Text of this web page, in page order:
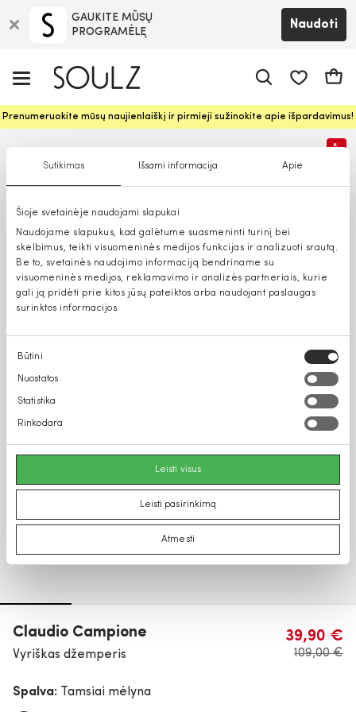
Sutikimas Išsami informacija Apie
Šioje svetainėje naudojami slapukai
Naudojame slapukus, kad galėtume suasmeninti turinį bei
skelbimus, teikti visuomeninės medijos funkcijas ir analizuoti srautą.
Be to, svetainės naudojimo informaciją bendriname su
visuomeninės medijos, reklamavimo ir analizės partneriais, kurie
gali ją pridėti prie kitos jūsų pateiktos arba naudojant paslaugas
surinktos informacijos.
Sutikimo
pasirinkimas
Būtini
Nuostatos
Statistika
Rinkodara
Leisti visus
Leisti pasirinkimą
Atmesti
GAUKITE MŪSŲ
PROGRAMĖLĘ
Naudoti
Prenumeruokite mūsų naujienlaiškį ir pirmieji sužinokite apie išpardavimus!
%
Claudio Campione
Vyriškas džemperis
39,90 €
109,00 €
Spalva: Tamsiai mėlyna